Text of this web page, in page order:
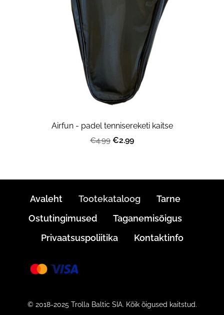
Airfun - padel tennisereketi kaitse
€4.99 €2.99
Avaleht Tootekataloog
Tarne
Ostutingimused
Taganemisõigus
Privaatsuspoliitika
Kontaktinfo
© 2018-2025 Trolla Baltic SIA. Kõik õigused kaitstud.